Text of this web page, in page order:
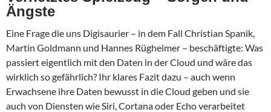
Ängste
Eine Frage die uns Digisaurier – in dem Fall Christian Spanik,
Martin Goldmann und Hannes Rügheimer – beschäftigte: Was
passiert eigentlich mit den Daten in der Cloud und wäre das
wirklich so gefährlich? Ihr klares Fazit dazu – auch wenn
Erwachsene ihre Daten bewusst in die Cloud geben und sie
auch von Diensten wie Siri, Cortana oder Echo verarbeitet